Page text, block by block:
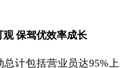
保驾优效率成长
总计包括营业员达95%上